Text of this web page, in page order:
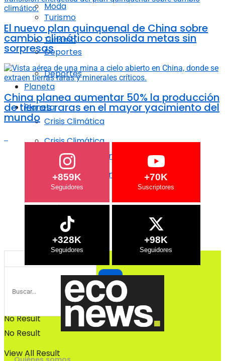
Turismo
Deportes
Planeta
Crisis Climática
Agricultura regenerativa
Océanos
Bosques
No Result
View All Result
Moda
Turismo
Deportes
Planeta
Crisis Climática
Agricultura regenerativa
Océanos
Bosques
No Result
El nuevo plan quinquenal de China sobre
cambio climático consolida metas sin
sorpresas
China planea aumentar 50% la producción
de tierras raras en el mayor yacimiento del
mundo
+859K +70K
+328K +98K